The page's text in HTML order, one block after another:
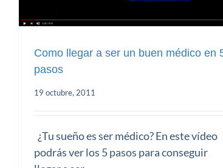
Como llegar a ser un buen médico en
Como llegar a ser un buen médico en
pasos
19 octubre, 2011
¿Tu sueño es ser médico? En este vídeo
podrás ver los 5 pasos para conseguir